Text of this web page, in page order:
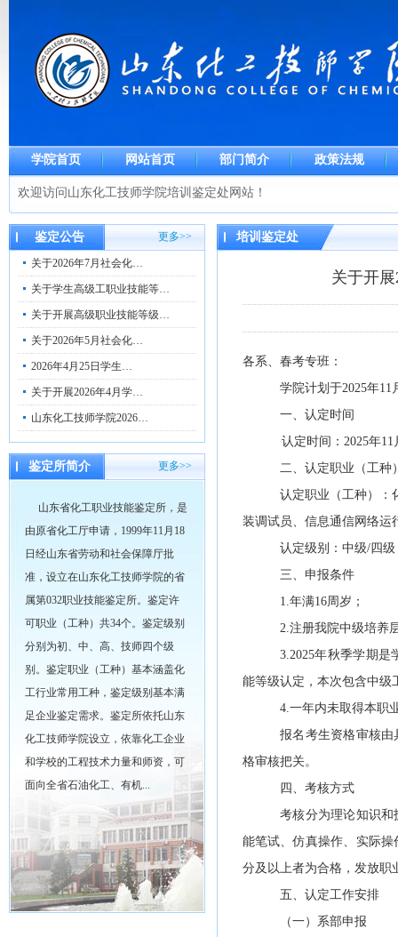
学院首页 网站首页 部门简介 政策法规
欢迎访问山东化工技师学院培训鉴定处网站！
鉴定公告 更多>>
关于2026年7月社会化…
关于学生高级工职业技能等…
关于开展高级职业技能等级…
关于2026年5月社会化…
2026年4月25日学生…
关于开展2026年4月学…
山东化工技师学院2026…
鉴定所简介 更多>>
山东省化工职业技能鉴定所，是
由原省化工厅申请，1999年11月18
日经山东省劳动和社会保障厅批
准，设立在山东化工技师学院的省
属第032职业技能鉴定所。鉴定许
可职业（工种）共34个。鉴定级别
分别为初、中、高、技师四个级
别。鉴定职业（工种）基本涵盖化
工行业常用工种，鉴定级别基本满
足企业鉴定需求。鉴定所依托山东
化工技师学院设立，依靠化工企业
和学校的工程技术力量和师资，可
面向全省石油化工、有机...
培训鉴定处
关于开
各系、春考专班：
学院计划于2025年11
一、认定时间
认定时间：2025年11
二、认定职业（工种
认定职业（工种）：
装调试员、信息通信网络运
认定级别：中级/四级
三、申报条件
1.年满16周岁；
2.注册我院中级培养
3.2025年秋季学期
能等级认定，本次包含中级
4.一年内未取得本职
报名考生资格审核
格审核把关。
四、考核方式
考核分为理论知识
能笔试、仿真操作、实际
分及以上者为合格，发放职
五、认定工作安排
（一）系部申报